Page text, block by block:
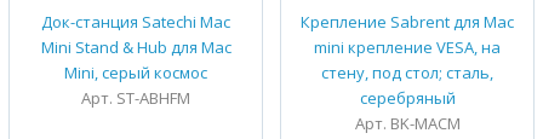
Док-станция Satechi Mac
Mini Stand & Hub для Mac
Mini, серый космос
Арт. ST-ABHFM
Крепление Sabrent для Mac
mini крепление VESA, на
стену, под стол; сталь,
серебряный
Арт. ‎BK-MACM